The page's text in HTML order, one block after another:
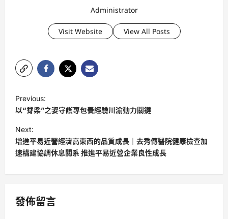
Administrator
Visit Website View All Posts
o
s
t
n
a
i
Previous:
以“脊梁”之姿守護專包養經驗川渝動力關鍵
Next:
增進平易近營經濟高東西的品質成長｜去秀傳醫院健康檢查加
速構建協調休息關系 推進平易近營企業良性成長
發佈留言